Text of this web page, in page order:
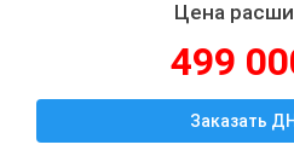
Цена
499
Заказать